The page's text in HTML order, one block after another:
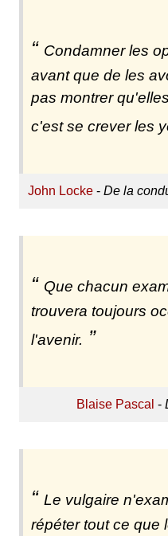
Condamner les
avant que de les
pas montrer
c'est se crever les
John Locke -De la
Que chacun
trouvera toujours
l'avenir.
Blaise Pascal -
Le vulgaire
répéter tout ce que